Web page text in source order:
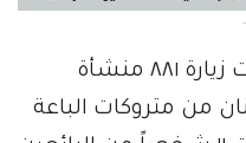
وأوضحت الأمانة، أنها سجلت زيارة ٨٨١ منشأة
خلالها (٧) أطنان من متروكات الباعة